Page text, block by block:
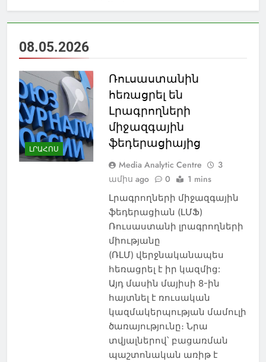
08.05.2026
ԼՐԱՀՈՍ
Ռուսաստանին
հեռացրել են
Լրագրողների
միջազգային
ֆեդերացիայից
Media Analytic Centre
3
ամիս ago
0 1 mins
Լրագրողների միջազգային
ֆեդերացիան (ԼՄՖ)
Ռուսաստանի լրագրողների
միությանը
(ՌԼՄ) վերջնականապես
հեռացրել է իր կազմից:
Այդ մասին մայիսի 8-ին
հայտնել է ռուսական
կազմակերպության մամուլի
ծառայությունը։ Նրա
տվյալներով՝ բացառման
պաշտոնական առիթ է